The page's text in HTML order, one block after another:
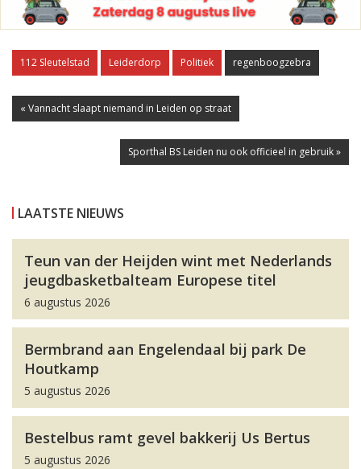
112 Sleutelstad Leiderdorp Politiek regenboogzebra
« Vannacht slaapt niemand in Leiden op straat
Sporthal BS Leiden nu ook officieel in gebruik »
LAATSTE NIEUWS
Teun van der Heijden wint met Nederlands
jeugdbasketbalteam Europese titel
6 augustus 2026
Bermbrand aan Engelendaal bij park De
Houtkamp
5 augustus 2026
Bestelbus ramt gevel bakkerij Us Bertus
5 augustus 2026